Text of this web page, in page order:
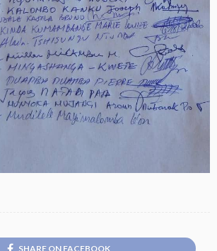
SHARE ON FACEBOOK